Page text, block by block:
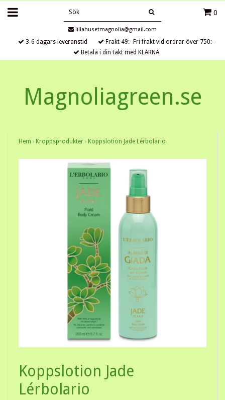
0
lillahusetmagnolia@gmail.com
3-6 dagars leveranstid
Frakt 49:- Fri frakt vid ordrar över 750:-
Betala i din takt med KLARNA
Magnoliagreen.se
Hem › Kroppsprodukter › Koppslotion Jade Lérbolario
Koppslotion Jade
Lérbolario